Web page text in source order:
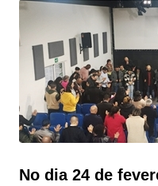
No dia 24 de